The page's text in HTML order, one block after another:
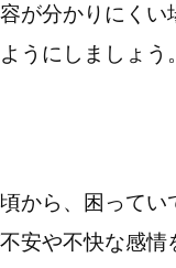
が分かりにく
うにしましょう。
ら、困って
安や不快な感